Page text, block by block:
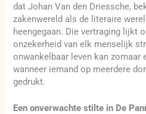
dat Johan Van den Driessche,
zakenwereld als de literaire
heengegaan. Die vertraging lijkt
onzekerheid van elk menselijk
onwankelbaar leven kan zomaar
wanneer iemand op meerdere
gedrukt.
Een onverwachte stilte in De